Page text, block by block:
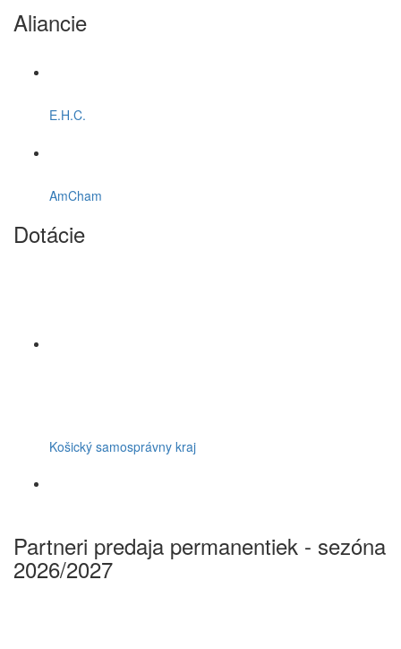
Aliancie
E.H.C.
AmCham
Dotácie
Košický samosprávny kraj
Partneri predaja permanentiek - sezóna
2026/2027